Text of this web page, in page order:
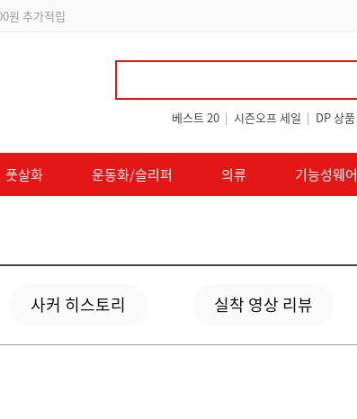
원 추가적립
베스트 20 | 시즌오프 세일 | DP 상품
풋살화 운동화/슬리퍼 의류 기능성웨어
사커 히스토리 실착 영상 리뷰